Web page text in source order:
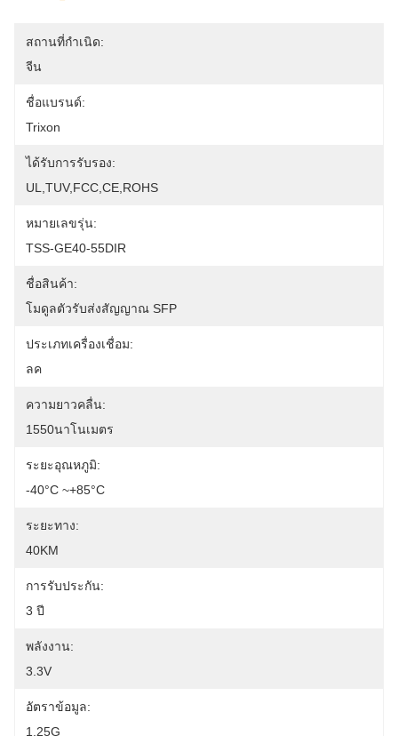
สถานที่กำเนิด:
จีน
ชื่อแบรนด์:
Trixon
ได้รับการรับรอง:
UL,TUV,FCC,CE,ROHS
หมายเลขรุ่น:
TSS-GE40-55DIR
ชื่อสินค้า:
โมดูลตัวรับส่งสัญญาณ SFP
ประเภทเครื่องเชื่อม:
ลค
ความยาวคลื่น:
1550นาโนเมตร
ระยะอุณหภูมิ:
-40°C ~+85°C
ระยะทาง:
40KM
การรับประกัน:
3 ปี
พลังงาน:
3.3V
อัตราข้อมูล:
1.25G